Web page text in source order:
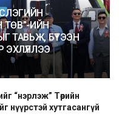
ИЙН
ТАВЬЖ, БҮТЭЭН
“нэрлэж” Төрийн
нүүрстэй хутгасангүй